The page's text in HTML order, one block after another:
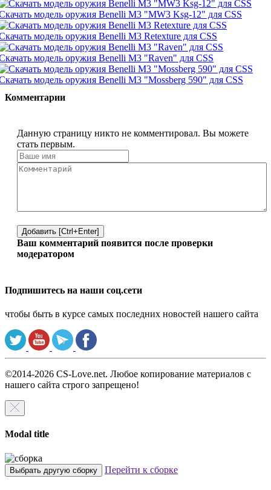
модель оружия Benelli M3 "MW3 Ksg-12" для CSS
модель оружия Benelli M3 Retexture для CSS
модель оружия Benelli M3 "Raven" для CSS
модель оружия Benelli M3 "Mossberg 590" для CSS
Комментарии
Данную страницу никто не комментировал. Вы можете
стать первым.
Добавить [Ctrl+Enter]
Ваш комментарий появится после проверки
модератором
Подпишитесь на наши соц.сети
чтобы быть в курсе самых последних новостей нашего сайта
©2014-2026 CS-Love.net. Любое копирование материалов с
нашего сайта строго запрещено!
Modal title
Выбрать другую сборку Перейти к сборке